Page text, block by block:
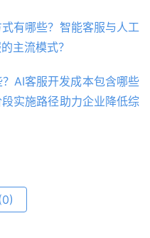
有哪些？智能客服与人工
主流模式？
AI客服开发成本包含哪些
实施路径助力企业降低综